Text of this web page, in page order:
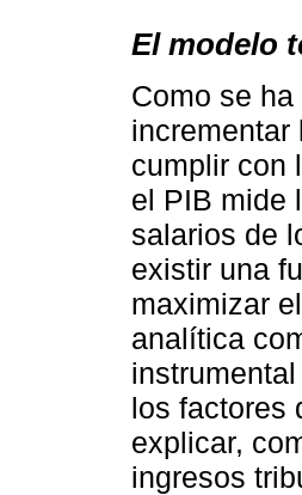
El modelo
Como se
incrementar
cumplir con
el PIB mide
salarios de
existir una
maximizar
analítica
los factores
explicar,
ingresos